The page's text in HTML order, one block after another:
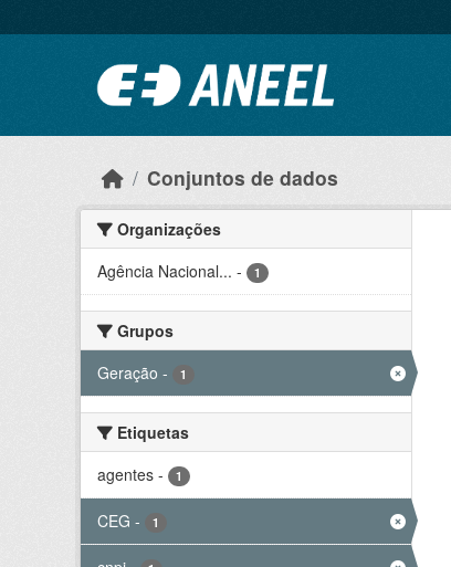
Conjuntos de dados
Organizações
Agência Nacional... - 1
Grupos
Geração - 1
Etiquetas
agentes - 1
CEG - 1